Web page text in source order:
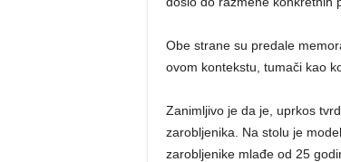
Obe strane su predale
ovom kontekstu, tumači kao
Zanimljivo je da je, uprkos
zarobljenika. Na stolu je
zarobljenike mlađe od 25